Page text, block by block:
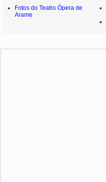
Fotos do Teatro Ópera de
Arame